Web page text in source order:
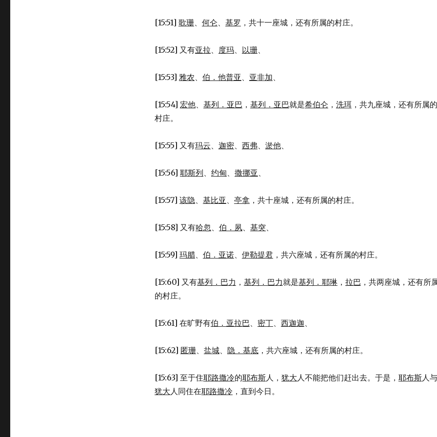
[15:51] 歌珊、 何仑、 基罗 ，共十一座城，还有所属的村庄。
[15:52] 又有亚拉、 度玛、 以珊、
[15:53] 雅农、 伯．他普亚 、 亚非加、
[15:54] 宏他、 基列．亚巴 ， 基列．亚巴就是希伯仑 ， 洗珥，共九座城，还有所属的
村庄。
[15:55] 又有玛云、 迦密、 西弗、 淤他、
[15:56] 耶斯列、 约甸、 撒挪亚 、
[15:57] 该隐、 基比亚 、 亭拿，共十座城，还有所属的村庄。
[15:58] 又有哈忽、 伯．夙、 基突、
[15:59] 玛腊、 伯．亚诺、 伊勒提君，共六座城，还有所属的村庄。
[15:60] 又有基列．巴力 ， 基列．巴力就是基列．耶琳， 拉巴 ，共两座城，还有所
的村庄。
[15:61] 在旷野有伯．亚拉巴、 密丁、 西迦迦、
[15:62] 匿珊、 盐城、 隐．基底，共六座城，还有所属的村庄。
[15:63] 至于住耶路撒冷的耶布斯人， 犹大人不能把他们赶出去。于是， 耶布斯人与
犹大人同住在耶路撒冷，直到今日。